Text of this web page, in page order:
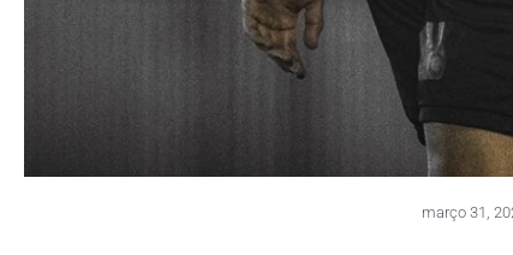
março 31,